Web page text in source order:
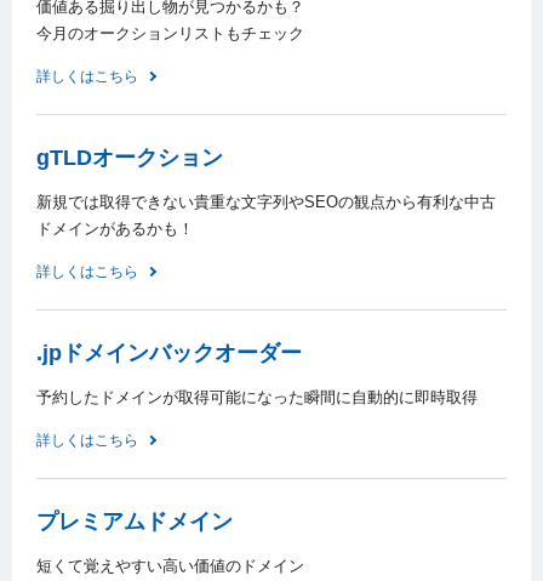
価値ある掘り出し物が見つかるかも？
今月のオークションリストもチェック
詳しくはこちら
gTLDオークション
新規では取得できない貴重な文字列やSEOの観点から有利な中古
ドメインがあるかも！
詳しくはこちら
.jpドメインバックオーダー
予約したドメインが取得可能になった瞬間に自動的に即時取得
詳しくはこちら
プレミアムドメイン
短くて覚えやすい高い価値のドメイン